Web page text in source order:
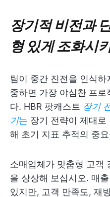
장기적 비전과
형 있게 조화시
팀이 중간 진전을 인식
중하면 가장 야심찬 프
다. HBR 팟캐스트 장기
기는 장기 전략이 제대로
해 초기 지표 추적의 중
소매업체가 맞춤형 고객
을 상상해 보십시오. 매
있지만, 고객 만족도, 재